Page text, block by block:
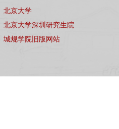
北京大学
北京大学深圳研究生院
城规学院旧版网站